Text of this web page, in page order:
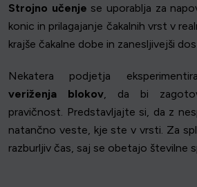
Strojno učenje se uporablja za
konic in prilagajanje čakalnih vrst v
krajše čakalne dobe in zanesljivejši
Nekatera podjetja
veriženja blokov , da bi
pravičnost. Predstavljajte si, da z
natančno veste, kje ste v vrsti. Za
razburljiv čas, saj se obetajo številne